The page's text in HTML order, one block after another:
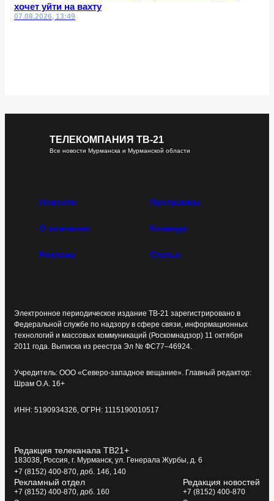
хочет уйти на вахту
07.08.2026, 13:49
ТЕЛЕКОМПАНИЯ ТВ-21
Все новости Мурманска и Мурманской области
Новости Программы
О компании Команда
Реклама Статьи
Электронное периодическое издание ТВ-21 зарегистрировано в
Федеральной службе по надзору в сфере связи, информационных
технологий и массовых коммуникаций (Роскомнадзор) 11 октября
2011 года. Выписка из реестра Эл № ФС77–46924.
Учредитель: ООО «Северо-западное вещание». Главный редактор:
Шрам О.А. 16+
ИНН: 5190934326, ОГРН: 1115190010517
Редакция телеканала ТВ21+
183038, Россия, г. Мурманск, ул. Генерала Журбы, д. 6
+7 (8152) 400-870, доб. 146, 140
Рекламный отдел
+7 (8152) 400-870, доб. 160
Редакция новостей
+7 (8152) 400-870